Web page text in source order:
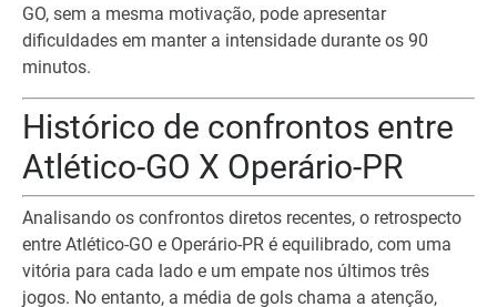
GO, sem a mesma motivação, pode apresentar
dificuldades em manter a intensidade durante os 90
minutos.
Histórico de confrontos entre
Atlético-GO X Operário-PR
Analisando os confrontos diretos recentes, o retrospecto
entre Atlético-GO e Operário-PR é equilibrado, com uma
vitória para cada lado e um empate nos últimos três
jogos. No entanto, a média de gols chama a atenção,